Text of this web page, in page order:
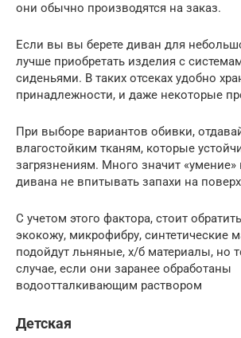
они обычно производятся на заказ.
Если вы вы берете диван для
лучше приобретать изделия с
сиденьями. В таких отсеках удобно
принадлежности, и даже некоторые
При выборе вариантов обивки,
влагостойким тканям, которые
загрязнениям. Много значит «умение»
дивана не впитывать запахи на
С учетом этого фактора, стоит
экокожу, микрофибру, синтетические
подойдут льняные, х/б материалы, но
случае, если они заранее обработаны
водоотталкивающим раствором
Детская